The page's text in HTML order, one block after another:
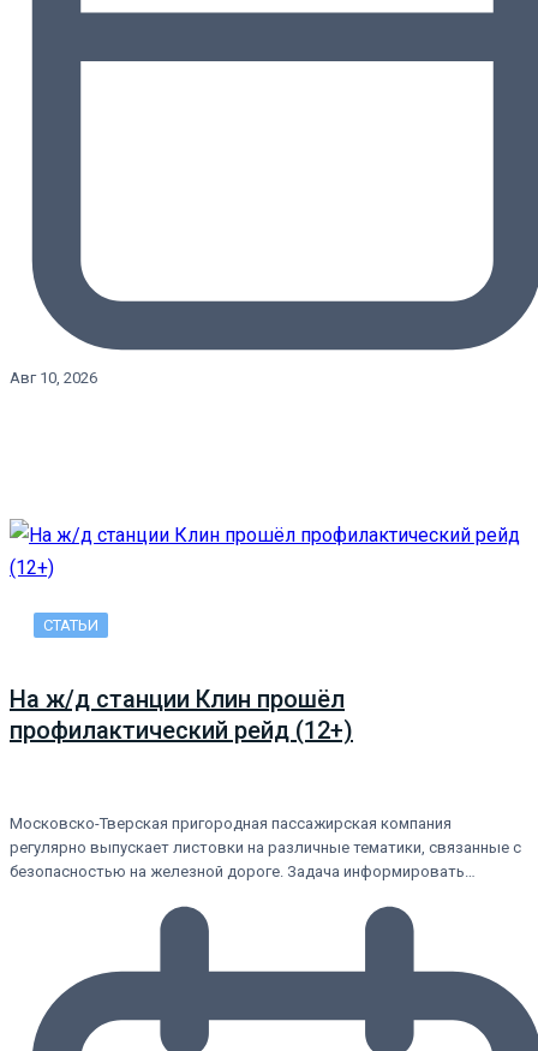
Авг 10, 2026
СТАТЬИ
На ж/д станции Клин прошёл
профилактический рейд (12+)
Московско-Тверская пригородная пассажирская компания
регулярно выпускает листовки на различные тематики, связанные с
безопасностью на железной дороге. Задача информировать…